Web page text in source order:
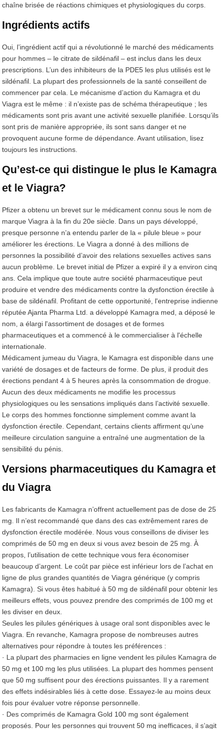
chaîne brisée de réactions chimiques et physiologiques du corps.
Ingrédients actifs
Oui, l’ingrédient actif qui a révolutionné le marché des médicaments
pour hommes – le citrate de sildénafil – est inclus dans les deux
prescriptions. L’un des inhibiteurs de la PDE5 les plus utilisés est le
sildénafil. La plupart des professionnels de la santé conseillent de
commencer par cela. Le mécanisme d’action du Kamagra et du
Viagra est le même : il n’existe pas de schéma thérapeutique ; les
médicaments sont pris avant une activité sexuelle planifiée. Lorsqu’ils
sont pris de manière appropriée, ils sont sans danger et ne
provoquent aucune forme de dépendance. Avant utilisation, lisez
toujours les instructions.
Qu’est-ce qui distingue le plus le Kamagra
et le Viagra?
Pfizer a obtenu un brevet sur le médicament connu sous le nom de
marque Viagra à la fin du 20e siècle. Dans un pays développé,
presque personne n’a entendu parler de la « pilule bleue » pour
améliorer les érections. Le Viagra a donné à des millions de
personnes la possibilité d’avoir des relations sexuelles actives sans
aucun problème. Le brevet initial de Pfizer a expiré il y a environ cinq
ans. Cela implique que toute autre société pharmaceutique peut
produire et vendre des médicaments contre la dysfonction érectile à
base de sildénafil. Profitant de cette opportunité, l'entreprise indienne
réputée Ajanta Pharma Ltd. a développé Kamagra med, a déposé le
nom, a élargi l'assortiment de dosages et de formes
pharmaceutiques et a commencé à le commercialiser à l'échelle
internationale.
Médicament jumeau du Viagra, le Kamagra est disponible dans une
variété de dosages et de facteurs de forme. De plus, il produit des
érections pendant 4 à 5 heures après la consommation de drogue.
Aucun des deux médicaments ne modifie les processus
physiologiques ou les sensations impliqués dans l’activité sexuelle.
Le corps des hommes fonctionne simplement comme avant la
dysfonction érectile. Cependant, certains clients affirment qu’une
meilleure circulation sanguine a entraîné une augmentation de la
sensibilité du pénis.
Versions pharmaceutiques du Kamagra et
du Viagra
Les fabricants de Kamagra n’offrent actuellement pas de dose de 25
mg. Il n’est recommandé que dans des cas extrêmement rares de
dysfonction érectile modérée. Nous vous conseillons de diviser les
comprimés de 50 mg en deux si vous avez besoin de 25 mg. À
propos, l’utilisation de cette technique vous fera économiser
beaucoup d’argent. Le coût par pièce est inférieur lors de l’achat en
ligne de plus grandes quantités de Viagra générique (y compris
Kamagra). Si vous êtes habitué à 50 mg de sildénafil pour obtenir les
meilleurs effets, vous pouvez prendre des comprimés de 100 mg et
les diviser en deux.
Seules les pilules génériques à usage oral sont disponibles avec le
Viagra. En revanche, Kamagra propose de nombreuses autres
alternatives pour répondre à toutes les préférences :
· La plupart des pharmacies en ligne vendent les pilules Kamagra de
50 mg et 100 mg les plus utilisées. La plupart des hommes pensent
que 50 mg suffisent pour des érections puissantes. Il y a rarement
des effets indésirables liés à cette dose. Essayez-le au moins deux
fois pour évaluer votre réponse personnelle.
· Des comprimés de Kamagra Gold 100 mg sont également
proposés. Pour les personnes qui trouvent 50 mg inefficaces, il s’agit